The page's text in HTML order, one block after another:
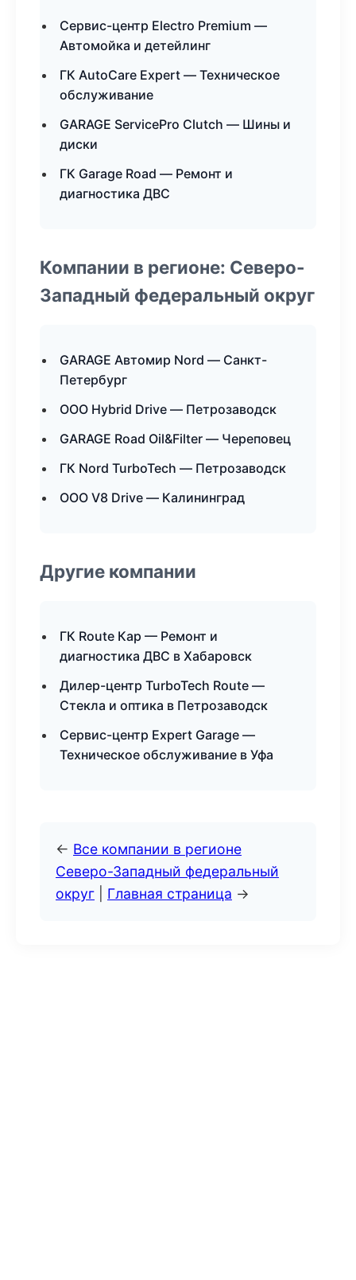
Сервис-центр Electro Premium —
Автомойка и детейлинг
ГК AutoCare Expert — Техническое
обслуживание
GARAGE ServicePro Clutch — Шины и
диски
ГК Garage Road — Ремонт и
диагностика ДВС
Компании в регионе: Северо-
Западный федеральный округ
GARAGE Автомир Nord — Санкт-
Петербург
ООО Hybrid Drive — Петрозаводск
GARAGE Road Oil&Filter — Череповец
ГК Nord TurboTech — Петрозаводск
ООО V8 Drive — Калининград
Другие компании
ГК Route Кар — Ремонт и
диагностика ДВС в Хабаровск
Дилер-центр TurboTech Route —
Стекла и оптика в Петрозаводск
Сервис-центр Expert Garage —
Техническое обслуживание в Уфа
← Все компании в регионе
Северо-Западный федеральный
округ
Главная страница →